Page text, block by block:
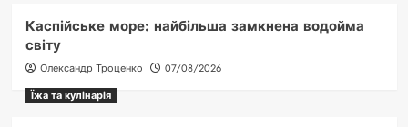
Каспійське море: найбільша замкнена водойма
світу
Олександр Троценко
07/08/2026
Їжа та кулінарія